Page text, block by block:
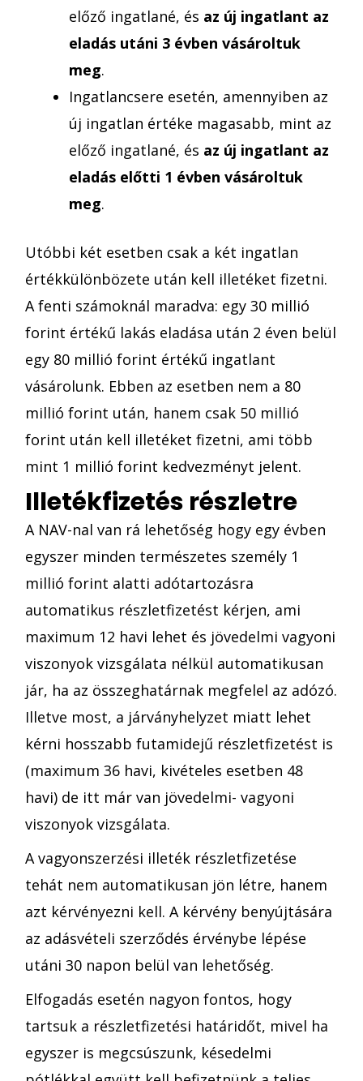
előző ingatlané, és az új ingatlant az
eladás utáni 3 évben vásároltuk
meg.
Ingatlancsere esetén, amennyiben az
új ingatlan értéke magasabb, mint az
előző ingatlané, és az új ingatlant az
eladás előtti 1 évben vásároltuk
meg.
Utóbbi két esetben csak a két ingatlan
értékkülönbözete után kell illetéket fizetni.
A fenti számoknál maradva: egy 30 millió
forint értékű lakás eladása után 2 éven belül
egy 80 millió forint értékű ingatlant
vásárolunk. Ebben az esetben nem a 80
millió forint után, hanem csak 50 millió
forint után kell illetéket fizetni, ami több
mint 1 millió forint kedvezményt jelent.
Illetékfizetés részletre
A NAV-nal van rá lehetőség hogy egy évben
egyszer minden természetes személy 1
millió forint alatti adótartozásra
automatikus részletfizetést kérjen, ami
maximum 12 havi lehet és jövedelmi vagyoni
viszonyok vizsgálata nélkül automatikusan
jár, ha az összeghatárnak megfelel az adózó.
Illetve most, a járványhelyzet miatt lehet
kérni hosszabb futamidejű részletfizetést is
(maximum 36 havi, kivételes esetben 48
havi) de itt már van jövedelmi- vagyoni
viszonyok vizsgálata.
A vagyonszerzési illeték részletfizetése
tehát nem automatikusan jön létre, hanem
azt kérvényezni kell. A kérvény benyújtására
az adásvételi szerződés érvénybe lépése
utáni 30 napon belül van lehetőség.
Elfogadás esetén nagyon fontos, hogy
tartsuk a részletfizetési határidőt, mivel ha
egyszer is megcsúszunk, késedelmi